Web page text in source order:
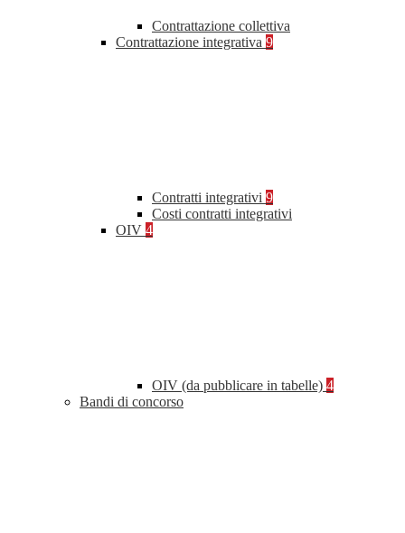
Contrattazione collettiva
Contrattazione integrativa 9
Contratti integrativi 9
Costi contratti integrativi
OIV 4
OIV (da pubblicare in tabelle) 4
Bandi di concorso